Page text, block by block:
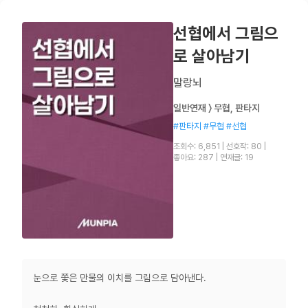
선협에서 그림으
로 살아남기
말랑뇌
일반연재 〉 무협, 판타지
#판타지 #무협 #선협
조회수: 6,851 선호작: 80
좋아요: 287
연재글: 19
눈으로 쫓은 만물의 이치를 그림으로 담아낸다.